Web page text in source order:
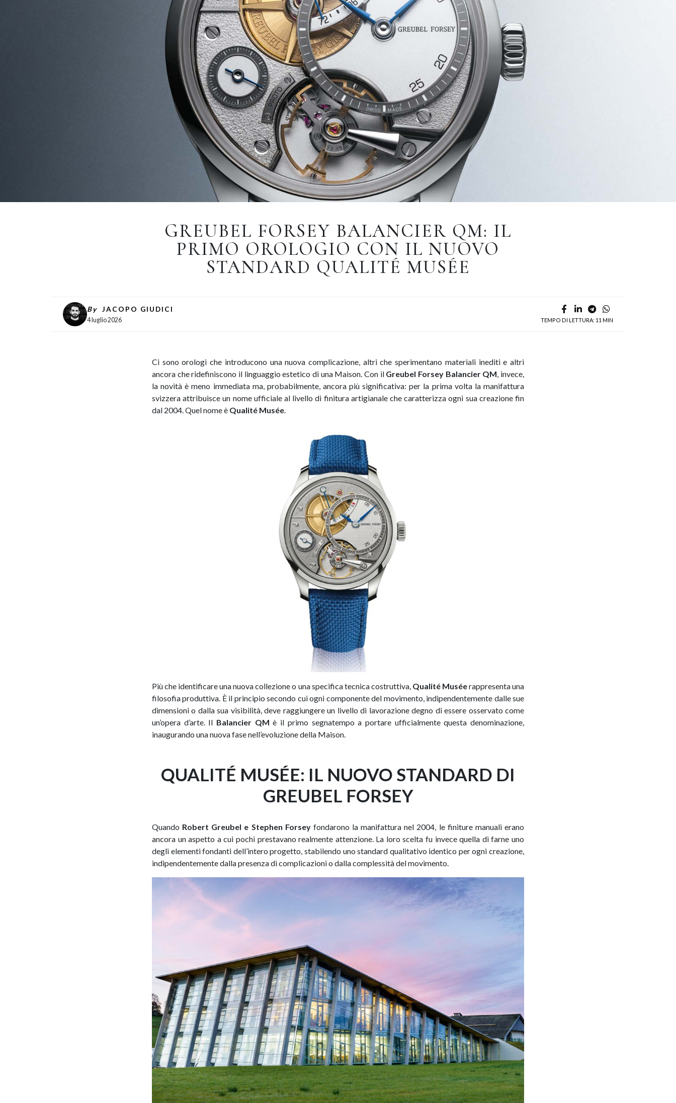
GREUBEL FORSEY BALANCIER QM: IL
PRIMO OROLOGIO CON IL NUOVO
STANDARD QUALITÉ MUSÉE
By JACOPO GIUDICI
4 luglio 2026 TEMPO DI LETTURA: 11 MIN
Ci sono orologi che introducono una nuova complicazione, altri che sperimentano materiali inediti e altri
ancora che ridefiniscono il linguaggio estetico di una Maison. Con il Greubel Forsey Balancier QM, invece,
la novità è meno immediata ma, probabilmente, ancora più significativa: per la prima volta la manifattura
svizzera attribuisce un nome ufficiale al livello di finitura artigianale che caratterizza ogni sua creazione fin
dal 2004. Quel nome è Qualité Musée.
Più che identificare una nuova collezione o una specifica tecnica costruttiva, Qualité Muséerappresenta una
filosofia produttiva. È il principio secondo cui ogni componente del movimento, indipendentemente dalle sue
dimensioni o dalla sua visibilità, deve raggiungere un livello di lavorazione degno di essere osservato come
un’opera d’arte. Il Balancier QM è il primo segnatempo a portare ufficialmente questa denominazione,
inaugurando una nuova fase nell’evoluzione della Maison.
QUALITÉ MUSÉE: IL NUOVO STANDARD DI
GREUBEL FORSEY
Quando Robert Greubel e Stephen Forseyfondarono la manifattura nel 2004, le finiture manuali erano
ancora un aspetto a cui pochi prestavano realmente attenzione. La loro scelta fu invece quella di farne uno
degli elementi fondanti dell’intero progetto, stabilendo uno standard qualitativo identico per ogni creazione,
indipendentemente dalla presenza di complicazioni o dalla complessità del movimento.